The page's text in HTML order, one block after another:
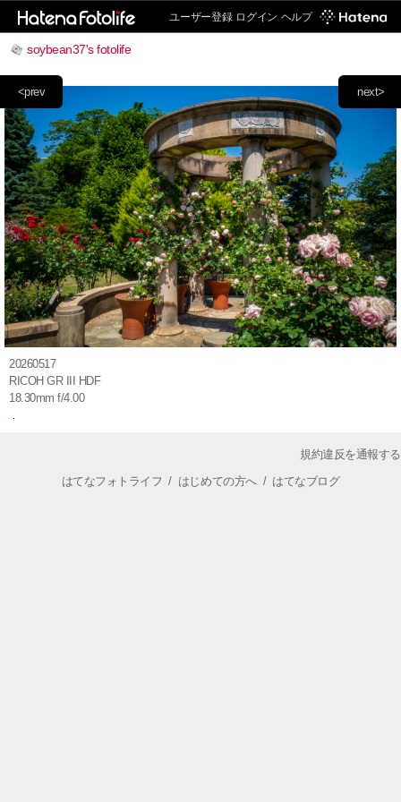
ユーザー登録 ログイン ヘルプ
soybean37's fotolife
next>
<prev
20260517
RICOH GR III HDF
18.30mm f/4.00
規約違反を通報する
はてなフォトライフ / はじめての方へ/ はてなブログ